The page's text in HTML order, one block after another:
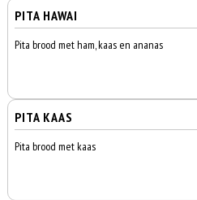
PITA HAWAI
Pita brood met ham, kaas en ananas
PITA KAAS
Pita brood met kaas